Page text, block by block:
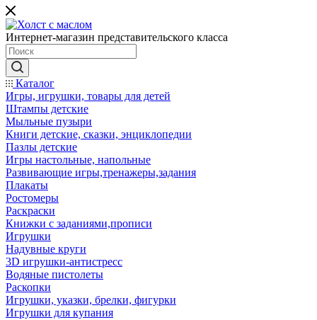
Интернет-магазин представительского класса
Каталог
Игры, игрушки, товары для детей
Штампы детские
Мыльные пузыри
Книги детские, сказки, энциклопедии
Пазлы детские
Игры настольные, напольные
Развивающие игры,тренажеры,задания
Плакаты
Ростомеры
Раскраски
Книжки с заданиями,прописи
Игрушки
Надувные круги
3D игрушки-антистресс
Водяные пистолеты
Раскопки
Игрушки, указки, брелки, фигурки
Игрушки для купания